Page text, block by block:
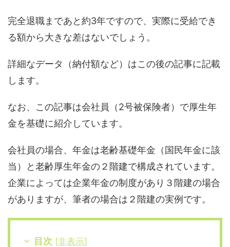
完全退職まであと約3年ですので、実際に受給でき
る額から大きな差はないでしょう。
詳細なデータ（納付額など）はこの後の記事に記載
します。
なお、この記事は会社員（2号被保険者）で厚生年
金を基礎に紹介しています。
会社員の場合、年金は老齢基礎年金（国民年金に該
当）と老齢厚生年金の２階建で構成されています。
企業によっては企業年金の制度があり３階建の場合
がありますが、筆者の場合は２階建の実例です。
目次 [非表示]